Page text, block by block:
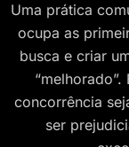
Uma prática
ocupa as
busca e criar
concorrência
ser